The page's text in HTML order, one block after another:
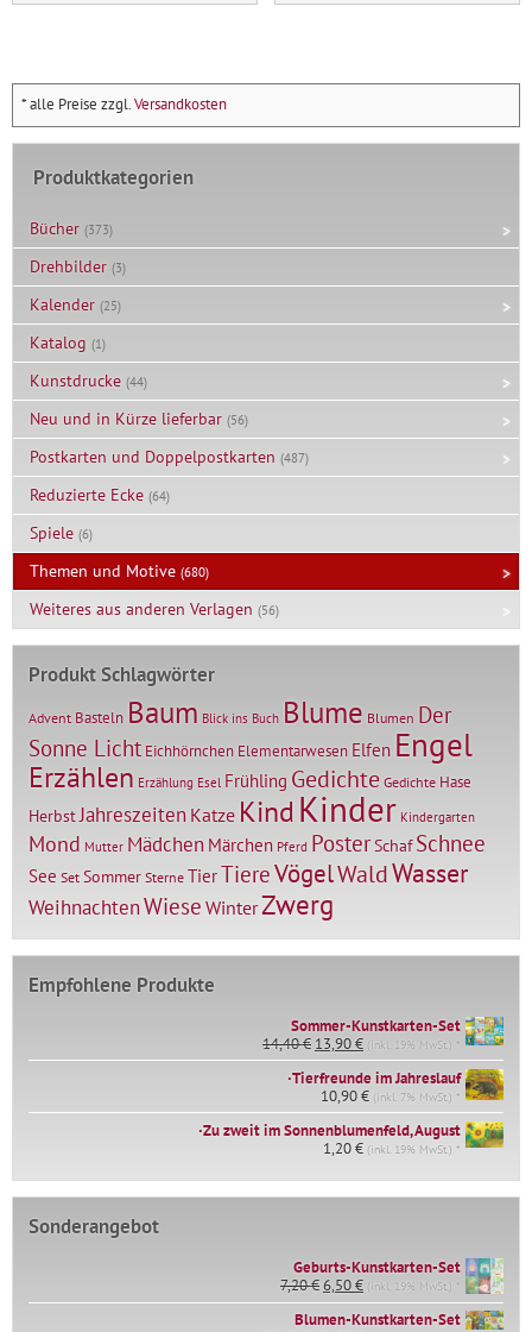
* alle Preise zzgl.Versandkosten
Produktkategorien
Bücher (373)
Drehbilder (3)
Kalender (25)
Katalog (1)
Kunstdrucke (44)
Neu und in Kürze lieferbar (56)
Postkarten und Doppelpostkarten (487)
Reduzierte Ecke (64)
Spiele (6)
Themen und Motive (680)
Weiteres aus anderen Verlagen (56)
Produkt Schlagwörter
Advent Basteln Baum Blick ins Buch Blume Blumen Der
Sonne Licht Eichhörnchen Elementarwesen Elfen Engel
Erzählen Erzählung Esel Frühling Gedichte Gedichte Hase
HerbstJahreszeitenKatze KindKinder Kindergarten
Mond Mutter Mädchen Märchen Pferd PosterSchaf Schnee
See Set Sommer Sterne TierTiereVögelWaldWasser
WeihnachtenWiese WinterZwerg
Empfohlene Produkte
Sommer-Kunstkarten-Set
14,40€ Ursprünglicher
Preis
war:
14,40 €
13,90€Aktueller
Preis
ist:
13,90 €.
(inkl. 19% MwSt.) *
∙Tierfreunde im Jahreslauf
10,90€ (inkl. 7% MwSt.) *
∙Zu zweit im Sonnenblumenfeld, August
1,20€ (inkl. 19% MwSt.) *
Sonderangebot
Geburts-Kunstkarten-Set
7,20€Ursprünglicher
Preis
war:
6,50€Aktueller
Preis
ist:
(inkl. 19% MwSt.) *
Blumen-Kunstkarten-Set